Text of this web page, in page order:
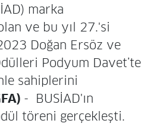
marka
ve bu yıl 27.'si
Doğan Ersöz ve
Podyum Davet’te
sahiplerini
- BUSİAD'ın
töreni gerçekleşti.